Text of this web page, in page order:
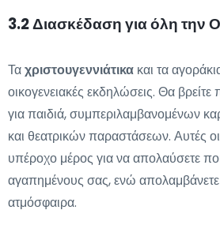
3.2 Διασκέδαση για όλη την
Ταχριστουγεννιάτικα και τα
οικογενειακές εκδηλώσεις. Θα βρείτε
για παιδιά, συμπεριλαμβανομένων
και θεατρικών παραστάσεων. Αυτές
υπέροχο μέρος για να απολαύσετε
αγαπημένους σας, ενώ απολαμβάνετε
ατμόσφαιρα.